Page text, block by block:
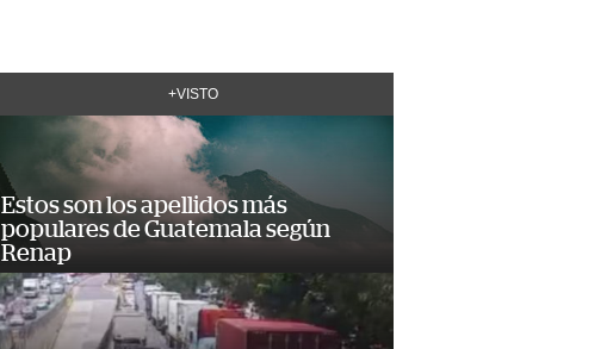
+VISTO
Estos son los apellidos más
populares de Guatemala según
Renap